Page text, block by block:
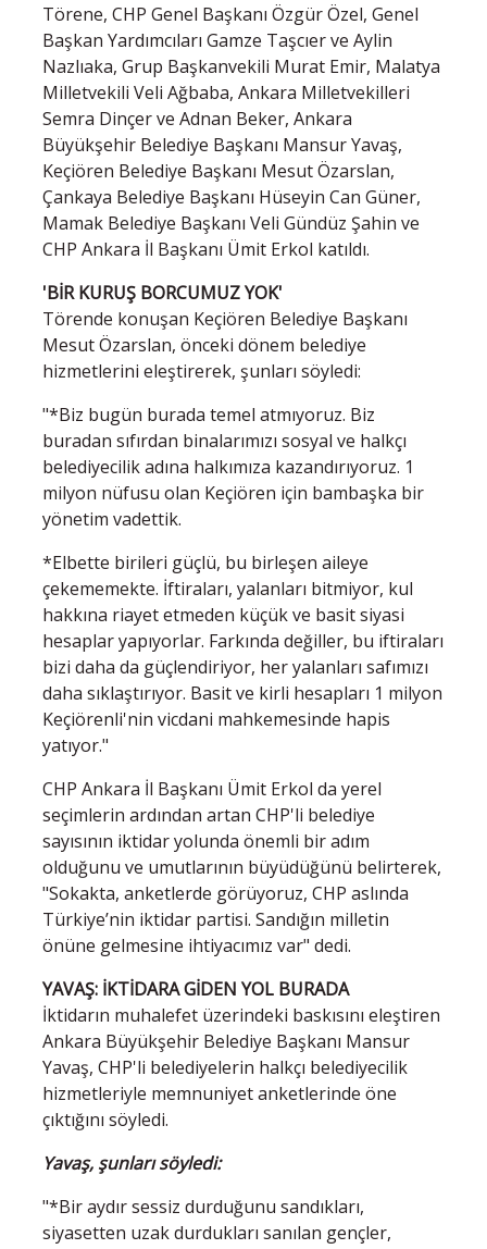
Törene, CHP Genel Başkanı Özgür Özel, Genel
Başkan Yardımcıları Gamze Taşcıer ve Aylin
Nazlıaka, Grup Başkanvekili Murat Emir, Malatya
Milletvekili Veli Ağbaba, Ankara Milletvekilleri
Semra Dinçer ve Adnan Beker, Ankara
Büyükşehir Belediye Başkanı Mansur Yavaş,
Keçiören Belediye Başkanı Mesut Özarslan,
Çankaya Belediye Başkanı Hüseyin Can Güner,
Mamak Belediye Başkanı Veli Gündüz Şahin ve
CHP Ankara İl Başkanı Ümit Erkol katıldı.
'BİR KURUŞ BORCUMUZ YOK'
Törende konuşan Keçiören Belediye Başkanı
Mesut Özarslan, önceki dönem belediye
hizmetlerini eleştirerek, şunları söyledi:
"*Biz bugün burada temel atmıyoruz. Biz
buradan sıfırdan binalarımızı sosyal ve halkçı
belediyecilik adına halkımıza kazandırıyoruz. 1
milyon nüfusu olan Keçiören için bambaşka bir
yönetim vadettik.
*Elbette birileri güçlü, bu birleşen aileye
çekememekte. İftiraları, yalanları bitmiyor, kul
hakkına riayet etmeden küçük ve basit siyasi
hesaplar yapıyorlar. Farkında değiller, bu iftiraları
bizi daha da güçlendiriyor, her yalanları safımızı
daha sıklaştırıyor. Basit ve kirli hesapları 1 milyon
Keçiörenli'nin vicdani mahkemesinde hapis
yatıyor."
CHP Ankara İl Başkanı Ümit Erkol da yerel
seçimlerin ardından artan CHP'li belediye
sayısının iktidar yolunda önemli bir adım
olduğunu ve umutlarının büyüdüğünü belirterek,
"Sokakta, anketlerde görüyoruz, CHP aslında
Türkiye’nin iktidar partisi. Sandığın milletin
önüne gelmesine ihtiyacımız var" dedi.
YAVAŞ: İKTİDARA GİDEN YOL BURADA
İktidarın muhalefet üzerindeki baskısını eleştiren
Ankara Büyükşehir Belediye Başkanı Mansur
Yavaş, CHP'li belediyelerin halkçı belediyecilik
hizmetleriyle memnuniyet anketlerinde öne
çıktığını söyledi.
Yavaş, şunları söyledi:
"*Bir aydır sessiz durduğunu sandıkları,
siyasetten uzak durdukları sanılan gençler,